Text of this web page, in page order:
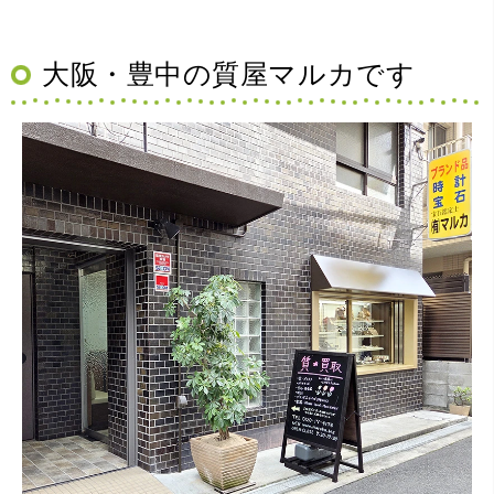
大阪・豊中の質屋マルカです